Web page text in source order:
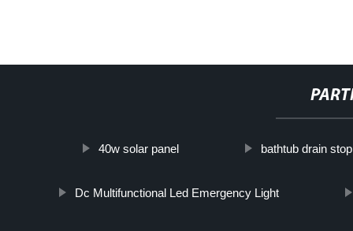
40w solar panel bathtub drain
Dc Multifunctional Led Emergency Light